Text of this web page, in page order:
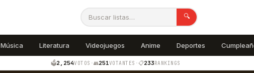
🔍
Música Literatura Videojuegos Anime Deportes
🗳️2,254VOTOS ·👥251VOTANTES ·📋233RANKINGS